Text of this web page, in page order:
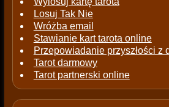
Losuj Tak Nie
Wróżba email
Stawianie kart tarota online
Przepowiadanie przyszłości z
Tarot darmowy
Tarot partnerski online